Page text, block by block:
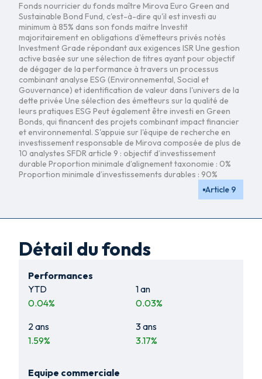
Fonds nourricier du fonds maître Mirova Euro Green and
Sustainable Bond Fund, c'est-à-dire qu'il est investi au
minimum à 85% dans son fonds maitre Investit
majoritairement en obligations d'émetteurs privés notés
Investment Grade répondant aux exigences ISR Une gestion
active basée sur une sélection de titres ayant pour objectif
de dégager de la performance à travers un processus
combinant analyse ESG (Environnemental, Social et
Gouvernance) et identification de valeur dans l'univers de la
dette privée Une sélection des émetteurs sur la qualité de
leurs pratiques ESG Peut également être investi en Green
Bonds, qui financent des projets combinant impact financier
et environnemental. S'appuie sur l'équipe de recherche en
investissement responsable de Mirova composée de plus de
10 analystes SFDR article 9 : objectif d’investissement
durable Proportion minimale d’alignement taxonomie : 0%
Proportion minimale d’investissements durables : 90%
Article 9
Détail du fonds
Performances
YTD
0.04%
1 an
0.03%
2 ans
1.59%
3 ans
3.17%
Equipe commerciale